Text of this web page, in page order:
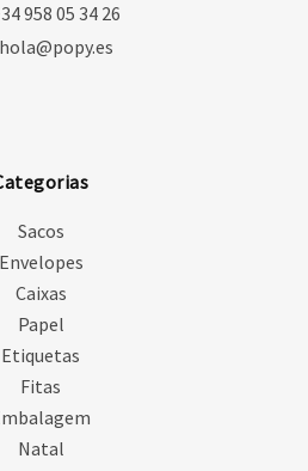
958 05 34 26
hola@popy.es
Sacos
Envelopes
Caixas
Papel
Etiquetas
Fitas
Natal